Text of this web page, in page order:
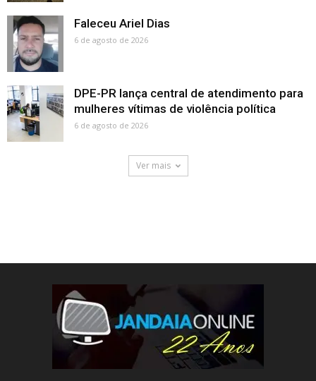
Faleceu Ariel Dias
6 de agosto de 2026
DPE-PR lança central de atendimento para
mulheres vítimas de violência política
6 de agosto de 2026
Ver mais